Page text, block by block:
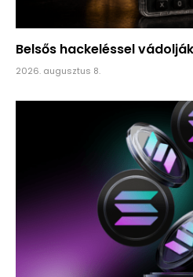
Belsős hackeléssel
2026. augusztus 8.